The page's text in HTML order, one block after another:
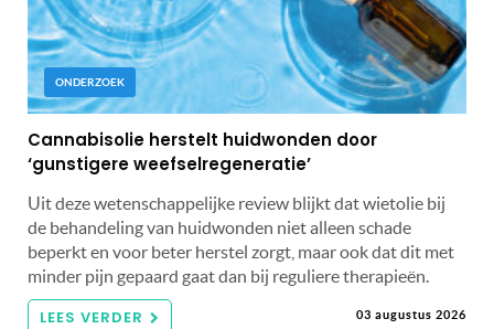
ONDERZOEK
Cannabisolie herstelt huidwonden door
‘gunstigere weefselregeneratie’
Uit deze wetenschappelijke review blijkt dat wietolie bij
de behandeling van huidwonden niet alleen schade
beperkt en voor beter herstel zorgt, maar ook dat dit met
minder pijn gepaard gaat dan bij reguliere therapieën.
LEES VERDER 03 augustus 2026